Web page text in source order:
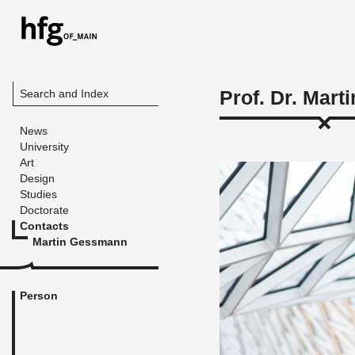
Search and Index
News
University
Art
Design
Studies
Doctorate
Contacts
Martin Gessmann
Person
Prof. Dr.